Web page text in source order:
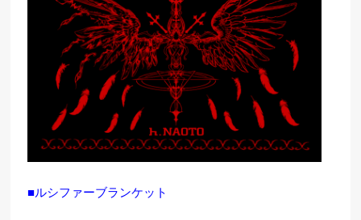
■ルシファーブランケット